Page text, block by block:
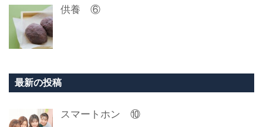
供養 ⑥
最新の投稿
スマートホン ⑩